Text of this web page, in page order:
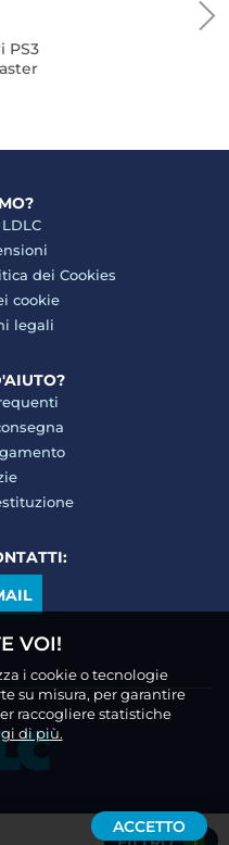
PS3
dei Cookies
cookie
legali
VOI!
i cookie o tecnologie
su misura, per garantire
raccogliere statistiche
di più.
ACCETTO